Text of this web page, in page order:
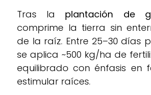
Tras la plantación de
comprime la tierra sin
de la raíz. Entre 25–30 días
se aplica ~500 kg/ha de
equilibrado con énfasis en
estimular raíces.